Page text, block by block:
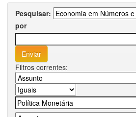
Pesquisar:
por
Filtros correntes: